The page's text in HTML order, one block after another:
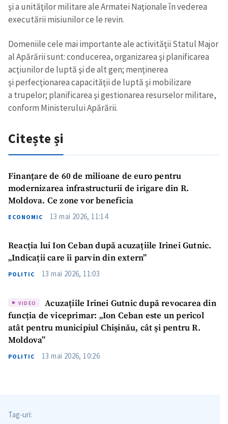
Trimite o informație
şi a unităţilor militare ale Armatei Naţionale în vederea
executării misiunilor ce le revin.
Domeniile cele mai importante ale activităţii Statul Major
al Apărării sunt: conducerea, organizarea şi planificarea
acţiunilor de luptă şi de alt gen; menţinerea
şi perfecţionarea capacităţii de luptă şi mobilizare
a trupelor; planificarea şi gestionarea resurselor militare,
conform Ministerului Apărării.
Citește și
Finanțare de 60 de milioane de euro pentru
modernizarea infrastructurii de irigare din R.
Moldova. Ce zone vor beneficia
ECONOMIC 13 mai 2026, 11:14
Reacția lui Ion Ceban după acuzațiile Irinei Gutnic.
„Indicații care îi parvin din extern”
POLITIC 13 mai 2026, 11:03
VIDEO
Acuzațiile Irinei Gutnic după revocarea din
funcția de viceprimar: „Ion Ceban este un pericol
atât pentru municipiul Chișinău, cât și pentru R.
Moldova”
POLITIC 13 mai 2026, 10:26
Tag-uri: